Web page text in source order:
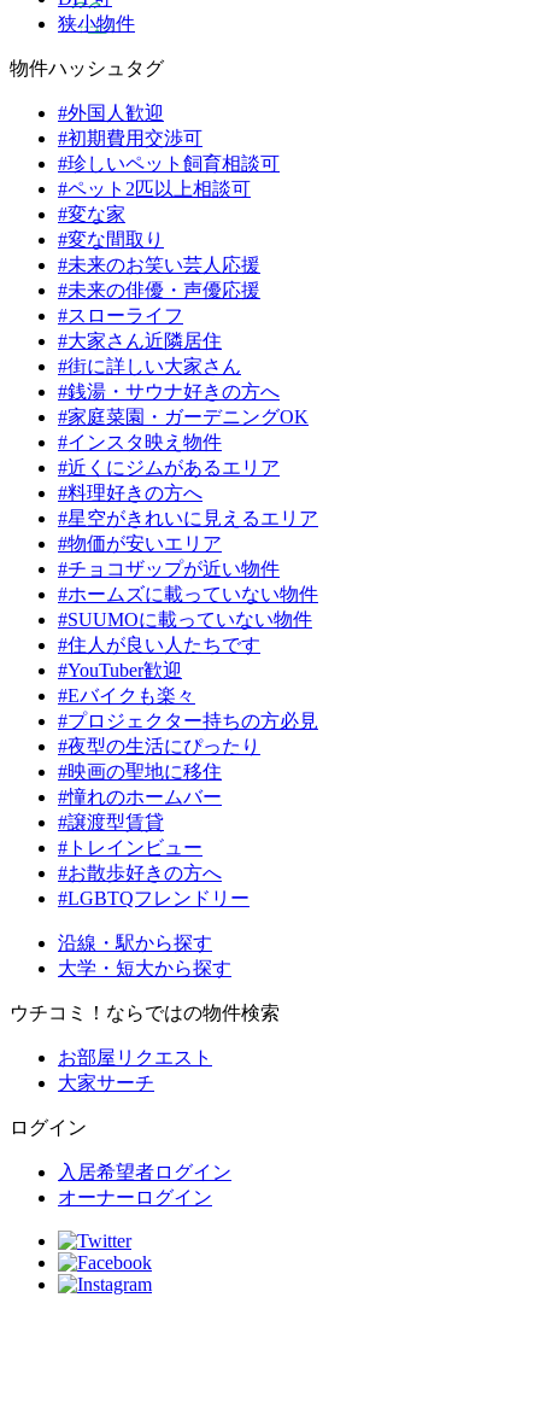
狭小物件
物件ハッシュタグ
#外国人歓迎
#初期費用交渉可
#珍しいペット飼育相談可
#ペット2匹以上相談可
#変な家
#変な間取り
#未来のお笑い芸人応援
#未来の俳優・声優応援
#スローライフ
#大家さん近隣居住
#街に詳しい大家さん
#銭湯・サウナ好きの方へ
#家庭菜園・ガーデニングOK
#インスタ映え物件
#近くにジムがあるエリア
#料理好きの方へ
#星空がきれいに見えるエリア
#物価が安いエリア
#チョコザップが近い物件
#ホームズに載っていない物件
#SUUMOに載っていない物件
#住人が良い人たちです
#YouTuber歓迎
#Eバイクも楽々
#プロジェクター持ちの方必見
#夜型の生活にぴったり
#映画の聖地に移住
#憧れのホームバー
#譲渡型賃貸
#トレインビュー
#お散歩好きの方へ
#LGBTQフレンドリー
沿線・駅から探す
大学・短大から探す
ウチコミ！ならではの物件検索
お部屋リクエスト
大家サーチ
ログイン
入居希望者ログイン
オーナーログイン